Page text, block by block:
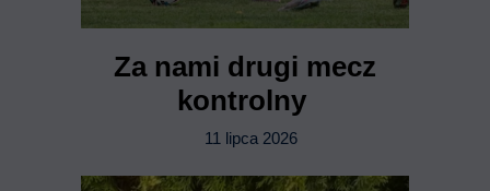
Za nami drugi mecz
kontrolny
11 lipca 2026